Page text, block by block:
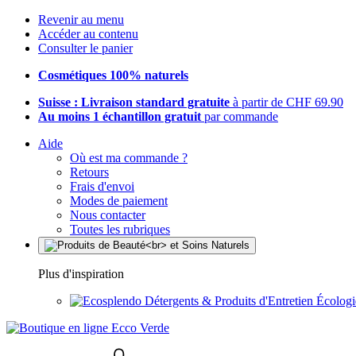
Revenir au menu
Accéder au contenu
Consulter le panier
Cosmétiques 100% naturels
Suisse : Livraison standard gratuite à partir de CHF 69.90
Au moins 1 échantillon gratuit par commande
Aide
Où est ma commande ?
Retours
Frais d'envoi
Modes de paiement
Nous contacter
Toutes les rubriques
Plus d'inspiration
Détergents & Produits d'Entretien